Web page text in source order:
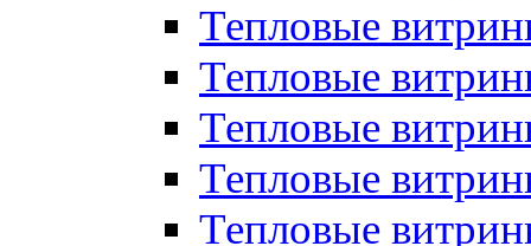
Тепловые
Тепловые
Тепловые
Тепловые
Тепловые